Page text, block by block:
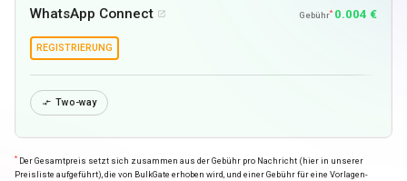
WhatsApp Connect  Gebühr* 0.004 €
REGISTRIERUNG
 Two-way
* Der Gesamtpreis setzt sich zusammen aus der Gebühr pro Nachricht (hier in unserer
Preisliste aufgeführt), die von BulkGate erhoben wird, und einer Gebühr für eine Vorlagen-